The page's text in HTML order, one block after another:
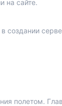
на сайте.
создании
полетом.